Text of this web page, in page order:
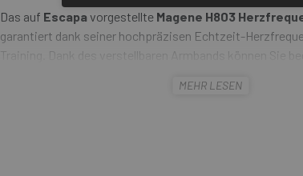
Das auf Escapa vorgestellte Magene H803
garantiert dank seiner hochpräzisen Echtzeit-
Training. Dank des verstellbaren Armbands können Sie
sondern auch für hohe Funktionalität bei körperlicher
MEHR LESEN